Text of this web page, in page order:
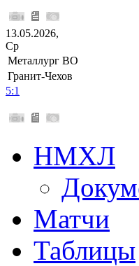
13.05.2026,
Ср
Металлург ВО
Гранит-Чехов
5:1
НМХЛ
Матчи
Таблицы